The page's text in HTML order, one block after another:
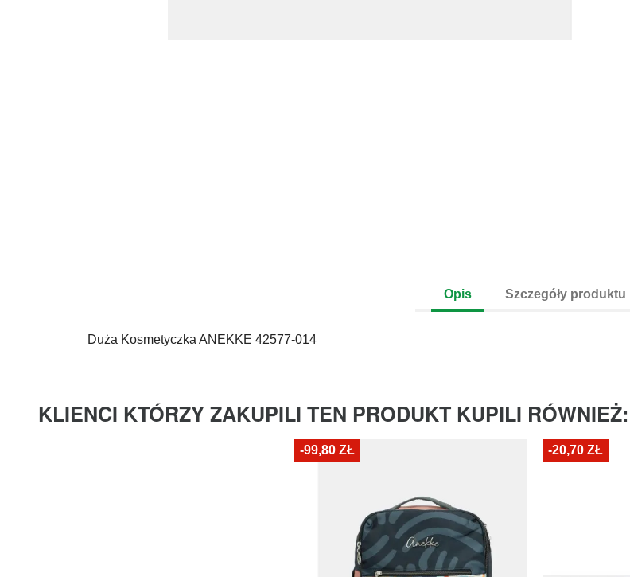
Opis Szczegóły produktu
Duża Kosmetyczka ANEKKE 42577-014
KLIENCI KTÓRZY ZAKUPILI TEN PRODUKT KUPILI RÓWNIEŻ:
-99,80 ZŁ -20,70 ZŁ